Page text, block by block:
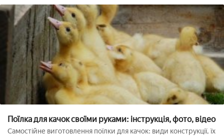
Поїлка для качок своїми руками: інструкція, фото, відео
Самостійне виготовлення поїлки для качок: види конструкції, їх